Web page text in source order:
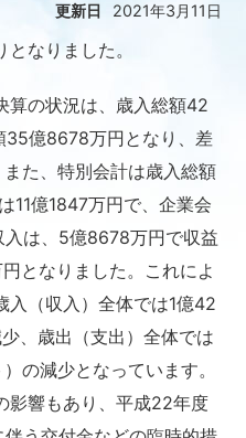
更新日 2021年3月11日
なりました。
算の状況は、歳入総額42
35億8678万円となり、差
た、特別会計は歳入総額
11億1847万円で、企業会
は、5億8678万円で収益
となりました。これによ
入（収入）全体では1億42
、歳出（支出）全体では
の減少となっています。
影響もあり、平成22年度